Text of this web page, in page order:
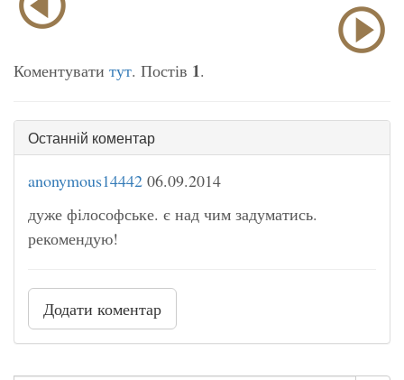
Коментувати тут. Постів 1.
Останній коментар
anonymous14442 06.09.2014
дуже філософське. є над чим задуматись.
рекомендую!
Додати коментар